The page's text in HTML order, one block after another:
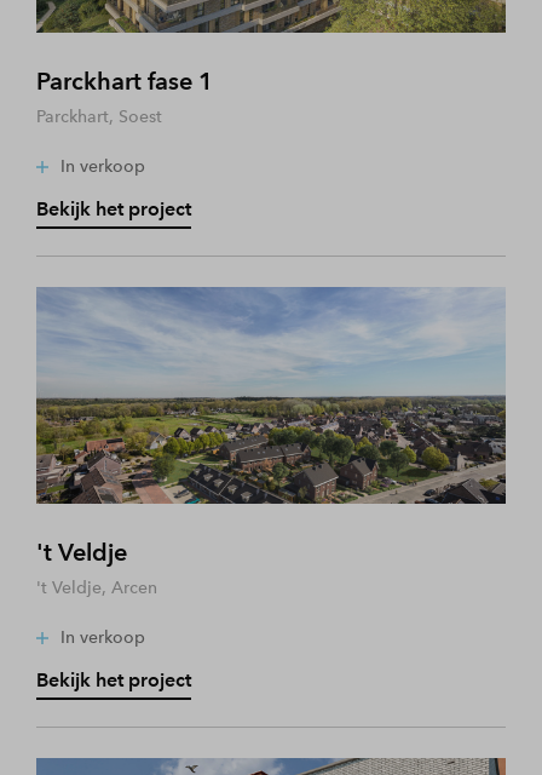
Parckhart fase 1
Parckhart, Soest
In verkoop
Bekijk het project
't Veldje
't Veldje, Arcen
In verkoop
Bekijk het project